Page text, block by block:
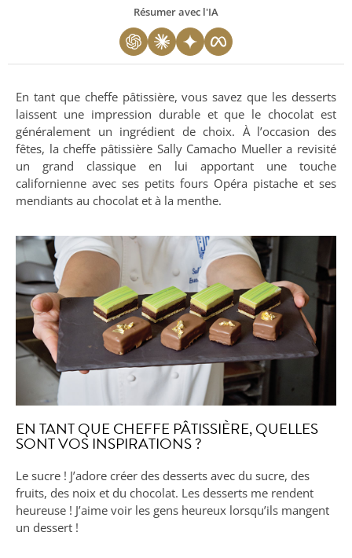
Résumer avec l'IA
En tant que cheffe pâtissière, vous savez que les desserts
laissent une impression durable et que le chocolat est
généralement un ingrédient de choix. À l’occasion des
fêtes, la cheffe pâtissière Sally Camacho Mueller a revisité
un grand classique en lui apportant une touche
californienne avec ses petits fours Opéra pistache et ses
mendiants au chocolat et à la menthe.
EN TANT QUE CHEFFE PÂTISSIÈRE, QUELLES
SONT VOS INSPIRATIONS ?
Le sucre ! J’adore créer des desserts avec du sucre, des
fruits, des noix et du chocolat. Les desserts me rendent
heureuse ! J’aime voir les gens heureux lorsqu’ils mangent
un dessert !